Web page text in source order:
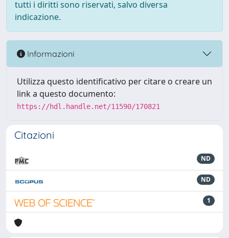
tutti i diritti sono riservati, salvo diversa
indicazione.
Informazioni
Utilizza questo identificativo per citare o creare un
link a questo documento:
https://hdl.handle.net/11590/170821
Citazioni
ND
ND
1